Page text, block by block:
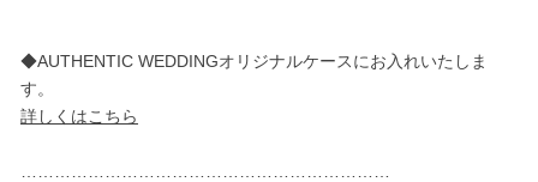
◆AUTHENTIC WEDDINGオリジナルケースにお入れいたしま
す。
詳しくはこちら